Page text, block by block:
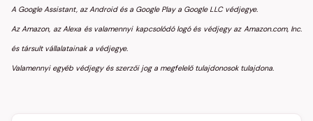
A Google Assistant, az Android és a Google Play a Google LLC védjegye.
Az Amazon, az Alexa és valamennyi kapcsolódó logó és védjegy az Amazon.com, Inc.
és társult vállalatainak a védjegye.
Valamennyi egyéb védjegy és szerzői jog a megfelelő tulajdonosok tulajdona.